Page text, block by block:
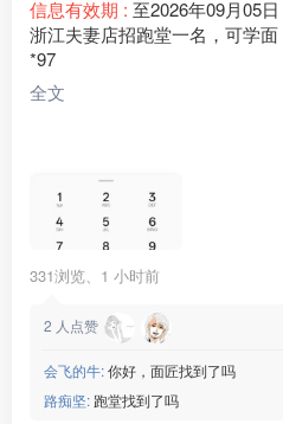
信息有效期 : 至2026年09月05日
浙江夫妻店招跑堂一名，可学
*97
全文
331浏览、 1 小时前
2 人点赞
会飞的牛:你好，面匠找到了吗
路痴坚: 跑堂找到了吗